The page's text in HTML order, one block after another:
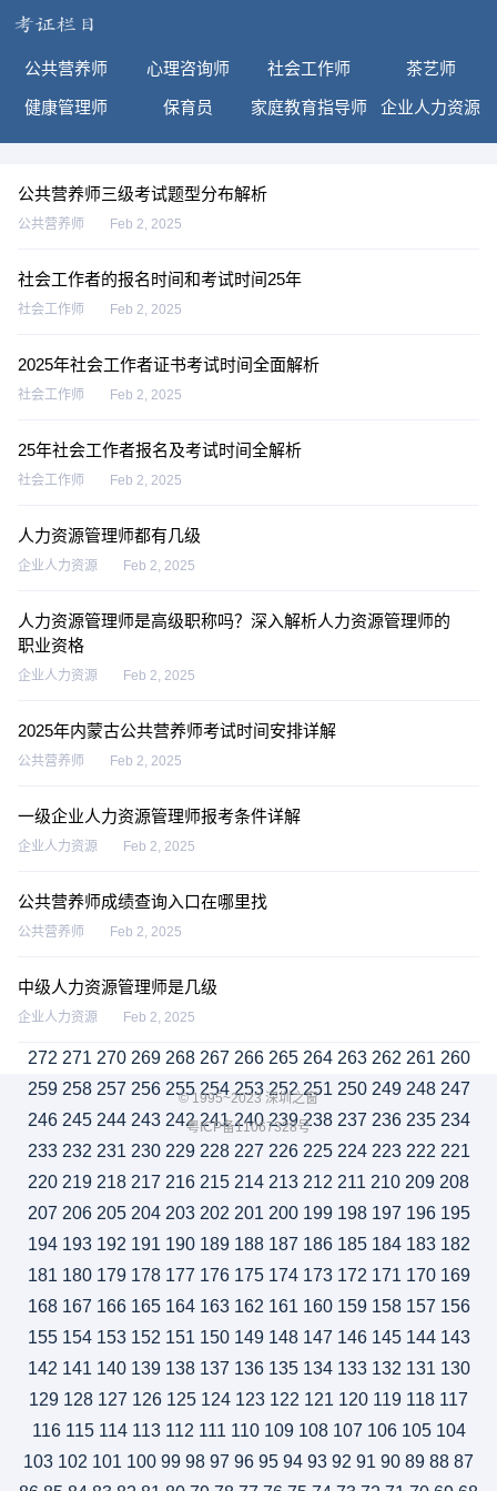
公共营养师 心理咨询师 社会工作师 茶艺师
健康管理师 保育员 家庭教育指导师 企业人力资源
公共营养师三级考试题型分布解析
公共营养师 Feb 2, 2025
社会工作者的报名时间和考试时间25年
社会工作师 Feb 2, 2025
2025年社会工作者证书考试时间全面解析
社会工作师 Feb 2, 2025
25年社会工作者报名及考试时间全解析
社会工作师 Feb 2, 2025
人力资源管理师都有几级
企业人力资源 Feb 2, 2025
人力资源管理师是高级职称吗？深入解析人力资源管理师的
职业资格
企业人力资源 Feb 2, 2025
2025年内蒙古公共营养师考试时间安排详解
公共营养师 Feb 2, 2025
一级企业人力资源管理师报考条件详解
企业人力资源 Feb 2, 2025
公共营养师成绩查询入口在哪里找
公共营养师 Feb 2, 2025
中级人力资源管理师是几级
企业人力资源 Feb 2, 2025
272 271 270 269 268 267 266 265 264 263 262 261 260
259 258 257 256 255 254 253 252 251 250 249 248 247
246 245 244 243 242 241 240 239 238 237 236 235 234
233 232 231 230 229 228 227 226 225 224 223 222 221
220 219 218 217 216 215 214 213 212 211 210 209 208
207 206 205 204 203 202 201 200 199 198 197 196 195
194 193 192 191 190 189 188 187 186 185 184 183 182
181 180 179 178 177 176 175 174 173 172 171 170 169
168 167 166 165 164 163 162 161 160 159 158 157 156
155 154 153 152 151 150 149 148 147 146 145 144 143
142 141 140 139 138 137 136 135 134 133 132 131 130
129 128 127 126 125 124 123 122 121 120 119 118 117
116 115 114 113 112 111 110 109 108 107 106 105 104
103 102 101 100 99 98 97 96 95 94 93 92 91 90 89 88 87
© 1995~2023 深圳之窗
粤ICP备11067328号